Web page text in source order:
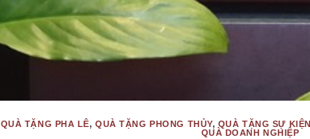
QUÀ TẶNG PHA LÊ,QUÀ TẶNG PHONG THỦY, QUÀ TẶNG SỰ KIỆN
QUÀ DOANH NGHIỆP